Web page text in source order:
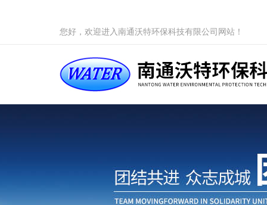
您好，欢迎进入南通沃特环保科技有限公司网站！